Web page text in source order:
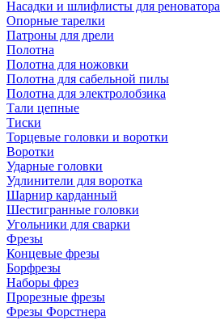
Насадки и шлифлисты для реноватора
Опорные тарелки
Патроны для дрели
Полотна
Полотна для ножовки
Полотна для сабельной пилы
Полотна для электролобзика
Тали цепные
Тиски
Торцевые головки и воротки
Воротки
Ударные головки
Удлинители для воротка
Шарнир карданный
Шестигранные головки
Угольники для сварки
Фрезы
Концевые фрезы
Борфрезы
Наборы фрез
Прорезные фрезы
Фрезы Форстнера